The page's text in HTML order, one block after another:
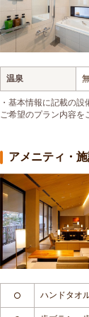
温泉
・基本情報に記載の
ご希望のプラン内容を
アメニティ・
○ ハンドタオ